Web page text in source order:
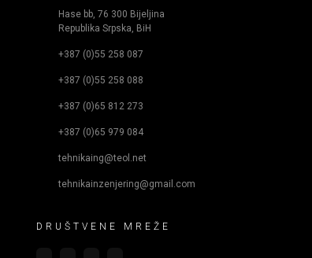
Hase bb, 76 300 Bijeljina
Republika Srpska, BiH
+387 (0)55 258 087
+387 (0)55 258 088
+387 (0)65 812 273
+387 (0)65 979 084
tehnikaing@teol.net
tehnikainzenjering@gmail.com
DRUŠTVENE MREŽE